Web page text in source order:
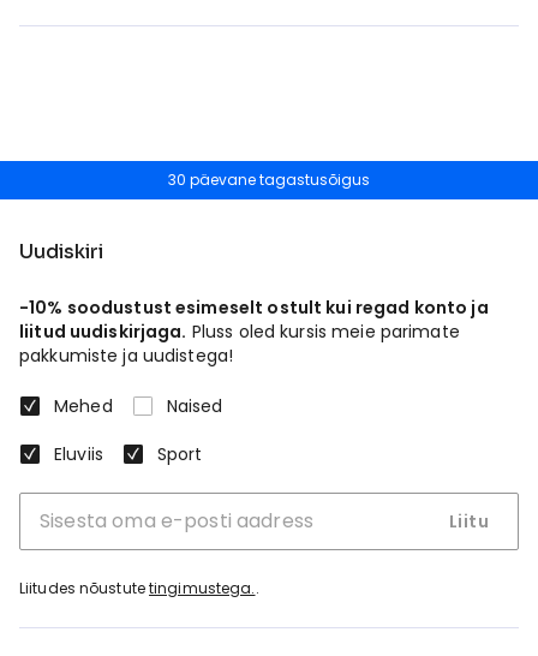
30 päevane tagastusõigus
Uudiskiri
-10% soodustust esimeselt ostult kui regad konto ja
liitud uudiskirjaga. Pluss oled kursis meie parimate
pakkumiste ja uudistega!
Mehed
Naised
Eluviis
Sport
Liitu
Liitudes nõustutetingimustega..